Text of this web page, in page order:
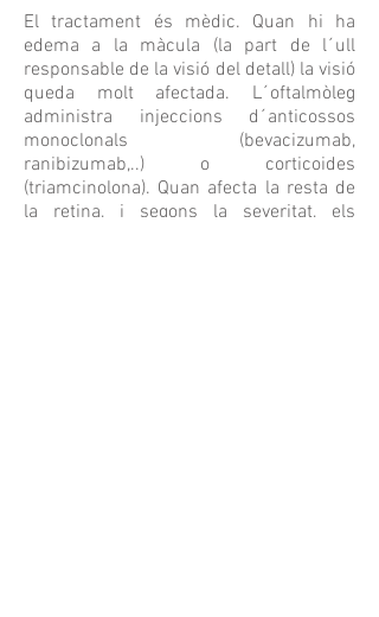
El tractament és mèdic. Quan hi ha
edema a la màcula (la part de l´ull
responsable de la visió del detall) la visió
queda molt afectada. L´oftalmòleg
administra injeccions d´anticossos
monoclonals (bevacizumab,
ranibizumab,..) o corticoides
(triamcinolona). Quan afecta la resta de
la retina, i segons la severitat, els